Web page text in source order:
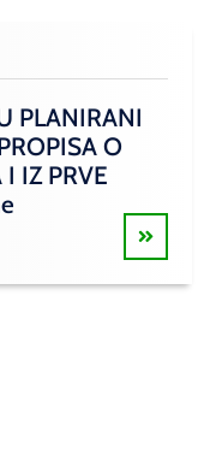
PLANIRANI
O
IZ PRVE